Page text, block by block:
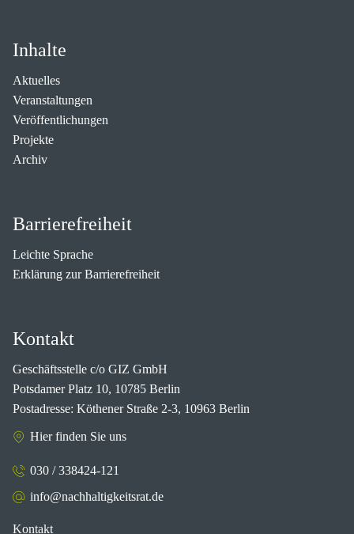
Inhalte
Aktuelles
Veranstaltungen
Veröffentlichungen
Projekte
Archiv
Barrierefreiheit
Leichte Sprache
Erklärung zur Barrierefreiheit
Kontakt
Geschäftsstelle c/o GIZ GmbH
Potsdamer Platz 10, 10785 Berlin
Postadresse: Köthener Straße 2-3, 10963 Berlin
Hier finden Sie uns
030 / 338424-121
info@nachhaltigkeitsrat.de
Kontakt